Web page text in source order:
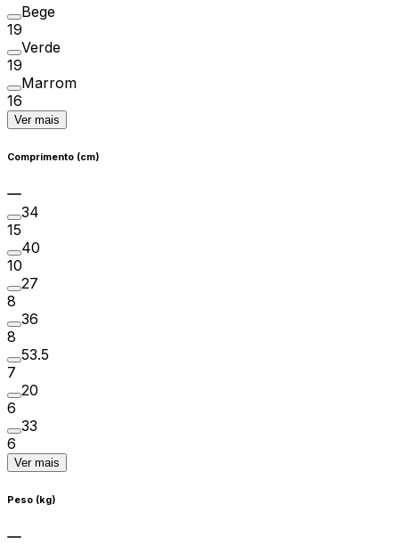
Bege
19
Verde
19
Marrom
16
Ver mais
Comprimento (cm)
34
15
40
10
27
8
36
8
53.5
7
20
6
33
6
Ver mais
Peso (kg)